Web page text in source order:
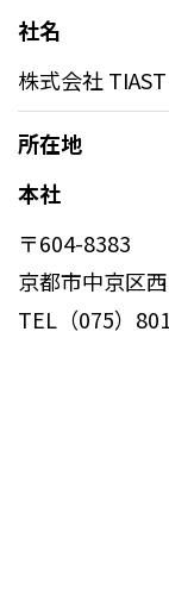
社名
株式会社 TIAST
所在地
本社
〒604-8383
京都市中京区
TEL（075）